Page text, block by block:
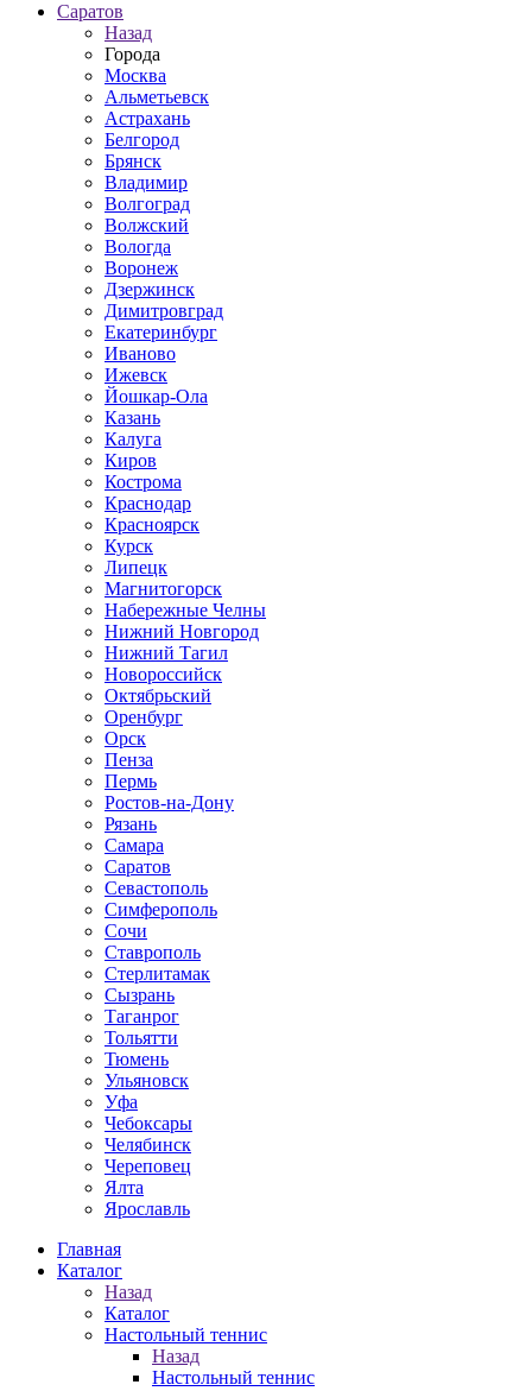
Саратов
Назад
Города
Москва
Альметьевск
Астрахань
Белгород
Брянск
Владимир
Волгоград
Волжский
Вологда
Воронеж
Дзержинск
Димитровград
Екатеринбург
Иваново
Ижевск
Йошкар-Ола
Казань
Калуга
Киров
Кострома
Краснодар
Красноярск
Курск
Липецк
Магнитогорск
Набережные Челны
Нижний Новгород
Нижний Тагил
Новороссийск
Октябрьский
Оренбург
Орск
Пенза
Пермь
Ростов-на-Дону
Рязань
Самара
Саратов
Севастополь
Симферополь
Сочи
Ставрополь
Стерлитамак
Сызрань
Таганрог
Тольятти
Тюмень
Ульяновск
Уфа
Чебоксары
Челябинск
Череповец
Ялта
Ярославль
Главная
Каталог
Назад
Каталог
Настольный теннис
Назад
Настольный теннис